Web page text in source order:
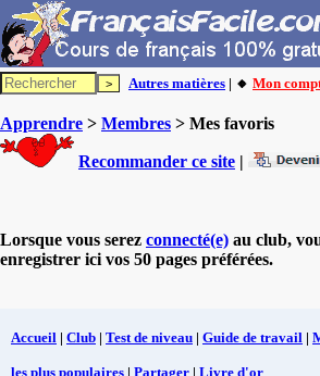
Autres matières | 🔸 Mon
Apprendre > Membres > Mes favoris
Recommander ce site |
Lorsque vous serez connecté(e) au club,
enregistrer ici vos 50 pages préférées.
Accueil | Club | Test de niveau | Guide de travail |
les plus populaires | Partager | Livre d'or